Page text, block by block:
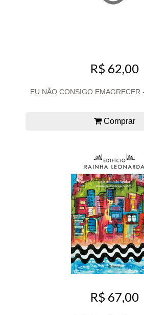
R$ 62,00
EU NÃO CONSIGO EMAGRECER
Comprar
R$ 67,00